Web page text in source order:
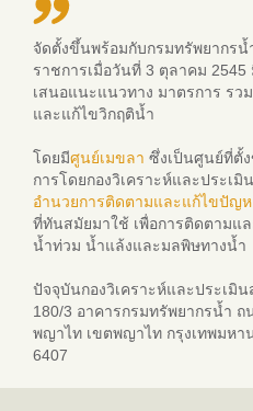
จัดตั้งขึ้นพร้อมกับกรมทรัพยากร
ราชการเมื่อวันที่ 3 ตุลาคม
เสนอแนะแนวทาง มาตรการ รว
และแก้ไขวิกฤติน้ำ
โดยมีศูนย์เมขลา ซึ่งเป็นศูนย์ที่ตั้
การโดยกองวิเคราะห์และประเ
อำนวยการติดตามและแก้ไขปัญ
ที่ทันสมัยมาใช้ เพื่อการติดตาม
น้ำท่วม น้ำแล้งและมลพิษทางน้ำ
ปัจจุบันกองวิเคราะห์และประเมิ
180/3 อาคารกรมทรัพยากรน้ำ
พญาไท เขตพญาไท กรุงเทพมหา
6407